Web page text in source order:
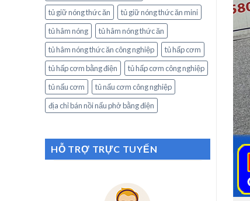
tủ giữ nóng thức ăn
tủ giữ nóng thức ăn mini
tủ hâm nóng
tủ hâm nóng thức ăn
tủ hâm nóng thức ăn công nghiệp
tủ hấp cơm
tủ hấp cơm bằng điện
tủ hấp cơm công nghiệp
tủ nấu cơm
tủ nấu cơm công nghiệp
địa chỉ bán nồi nấu phở bằng điện
HỖ TRỢ TRỰC TUYẾN